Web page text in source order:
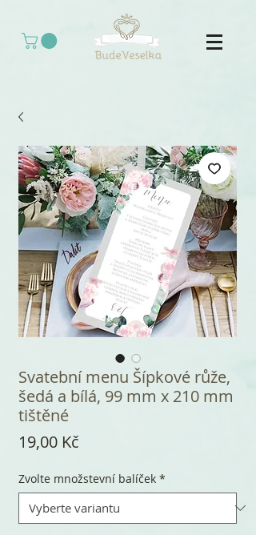
Svatební menu Šípkové růže,
šedá a bílá, 99 mm x 210 mm
tištěné
19,00 Kč
Zvolte množstevní balíček *